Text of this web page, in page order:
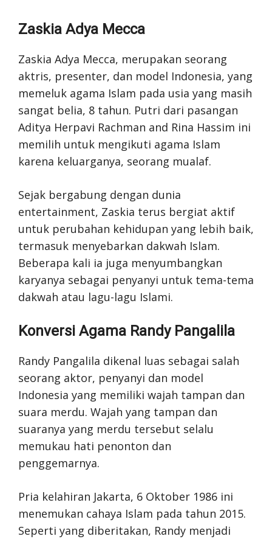
Zaskia Adya Mecca
Zaskia Adya Mecca, merupakan seorang
aktris, presenter, dan model Indonesia, yang
memeluk agama Islam pada usia yang masih
sangat belia, 8 tahun. Putri dari pasangan
Aditya Herpavi Rachman and Rina Hassim ini
memilih untuk mengikuti agama Islam
karena keluarganya, seorang mualaf.
Sejak bergabung dengan dunia
entertainment, Zaskia terus bergiat aktif
untuk perubahan kehidupan yang lebih baik,
termasuk menyebarkan dakwah Islam.
Beberapa kali ia juga menyumbangkan
karyanya sebagai penyanyi untuk tema-tema
dakwah atau lagu-lagu Islami.
Konversi Agama Randy Pangalila
Randy Pangalila dikenal luas sebagai salah
seorang aktor, penyanyi dan model
Indonesia yang memiliki wajah tampan dan
suara merdu. Wajah yang tampan dan
suaranya yang merdu tersebut selalu
memukau hati penonton dan
penggemarnya.
Pria kelahiran Jakarta, 6 Oktober 1986 ini
menemukan cahaya Islam pada tahun 2015.
Seperti yang diberitakan, Randy menjadi